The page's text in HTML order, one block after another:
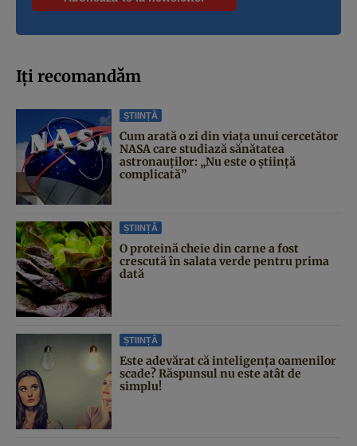
Iți recomandăm
ȘTIINȚĂ
Cum arată o zi din viața unui cercetător
NASA care studiază sănătatea
astronauților: „Nu este o știință
complicată”
ȘTIINȚĂ
O proteină cheie din carne a fost
crescută în salata verde pentru prima
dată
ȘTIINȚĂ
Este adevărat că inteligența oamenilor
scade? Răspunsul nu este atât de
simplu!